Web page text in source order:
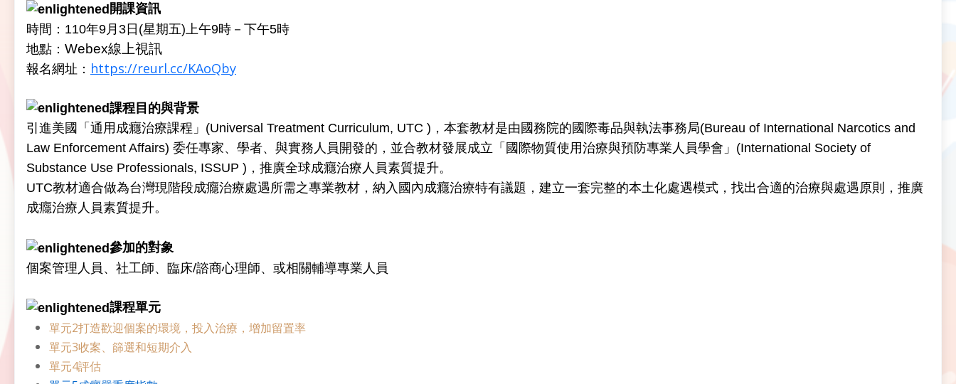
開課資訊
時間：110年9月3日(星期五)上午9時－下午5時
地點： Webex線上視訊
報名網址： https://reurl.cc/KAoQby
課程目的與背景
引進美國「通用成癮治療課程」(Universal Treatment Curriculum, UTC )，本套教材是由國務院的國際毒品與執法事務局(Bureau of International Narcotics and
Law Enforcement Affairs) 委任專家、學者、與實務人員開發的，並合教材發展成立「國際物質使用治療與預防專業人員學會」(International Society of
Substance Use Professionals, ISSUP )，推廣全球成癮治療人員素質提升。
UTC教材適合做為台灣現階段成癮治療處遇所需之專業教材，納入國內成癮治療特有議題，建立一套完整的本土化處遇模式，找出合適的治療與處遇原則，推廣
成癮治療人員素質提升。
參加的對象
個案管理人員、社工師、臨床/諮商心理師、或相關輔導專業人員
課程單元
單元2打造歡迎個案的環境，投入治療，增加留置率
單元3收案、篩選和短期介入
單元4評估